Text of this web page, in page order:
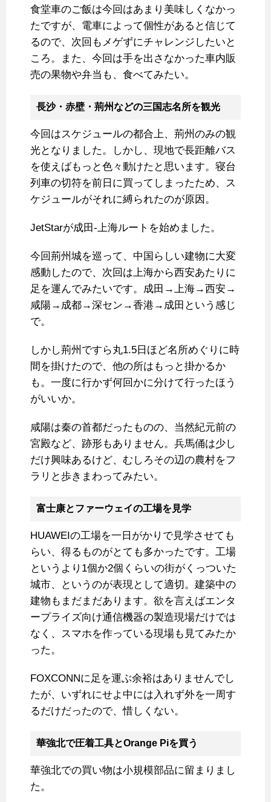
食堂車のご飯は今回はあまり美味しくなかっ
たですが、電車によって個性があると信じて
るので、次回もメゲずにチャレンジしたいと
ころ。また、今回は手を出さなかった車内販
売の果物や弁当も、食べてみたい。
長沙・赤壁・荊州などの三国志名所を観光
今回はスケジュールの都合上、荊州のみの観
光となりました。しかし、現地で長距離バス
を使えばもっと色々動けたと思います。寝台
列車の切符を前日に買ってしまったため、ス
ケジュールがそれに縛られたのが原因。
JetStarが成田-上海ルートを始めました。
今回荊州城を巡って、中国らしい建物に大変
感動したので、次回は上海から西安あたりに
足を運んでみたいです。成田→上海→西安→
咸陽→成都→深セン→香港→成田という感じ
で。
しかし荊州ですら丸1.5日ほど名所めぐりに時
間を掛けたので、他の所はもっと掛かるか
も。一度に行かず何回かに分けて行ったほう
がいいか。
咸陽は秦の首都だったものの、当然紀元前の
宮殿など、跡形もありません。兵馬俑は少し
だけ興味あるけど、むしろその辺の農村をフ
ラリと歩きまわってみたい。
富士康とファーウェイの工場を見学
HUAWEIの工場を一日がかりで見学させても
らい、得るものがとても多かったです。工場
というより1個か2個くらいの街がくっついた
城市、というのが表現として適切。建築中の
建物もまだまだあります。欲を言えばエンタ
ープライズ向け通信機器の製造現場だけでは
なく、スマホを作っている現場も見てみたか
った。
FOXCONNに足を運ぶ余裕はありませんでし
たが、いずれにせよ中には入れず外を一周す
るだけだったので、惜しくない。
華強北で圧着工具とOrange Piを買う
華強北での買い物は小規模部品に留まりまし
た。